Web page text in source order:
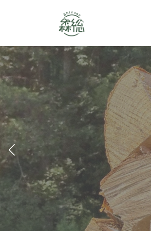
ツ
へ
ス
キ
ッ
プ
シ
ョ
ン
に
移
動